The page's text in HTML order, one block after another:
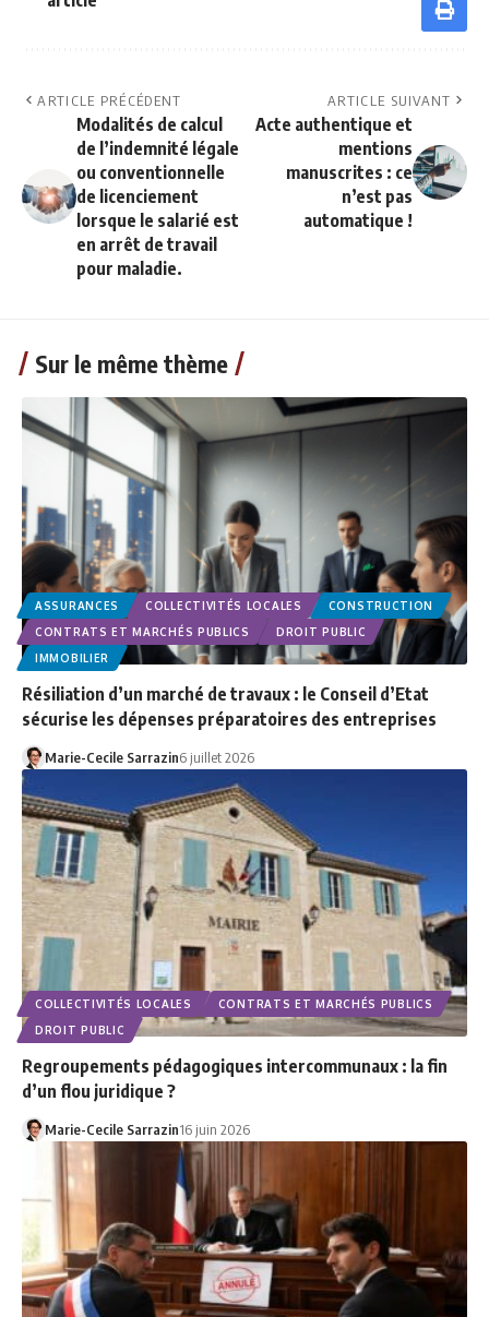
ARTICLE PRÉCÉDENT
Modalités de calcul
de l’indemnité légale
ou conventionnelle
de licenciement
lorsque le salarié est
en arrêt de travail
pour maladie.
ARTICLE SUIVANT
Acte authentique et
mentions
manuscrites : ce
n’est pas
automatique !
Sur le même thème
ASSURANCES COLLECTIVITÉS LOCALES
CONSTRUCTION
CONTRATS ET MARCHÉS PUBLICS
DROIT PUBLIC
IMMOBILIER
Résiliation d’un marché de travaux : le Conseil d’Etat
sécurise les dépenses préparatoires des entreprises
Marie-Cecile Sarrazin6 juillet 2026
COLLECTIVITÉS LOCALES
CONTRATS ET MARCHÉS PUBLICS
DROIT PUBLIC
Regroupements pédagogiques intercommunaux : la fin
d’un flou juridique ?
Marie-Cecile Sarrazin16 juin 2026